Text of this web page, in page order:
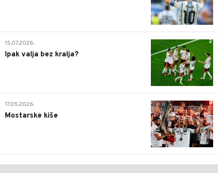
2
15.07.2026.
Ipak valja bez kralja?
0
17.05.2026.
Mostarske kiše